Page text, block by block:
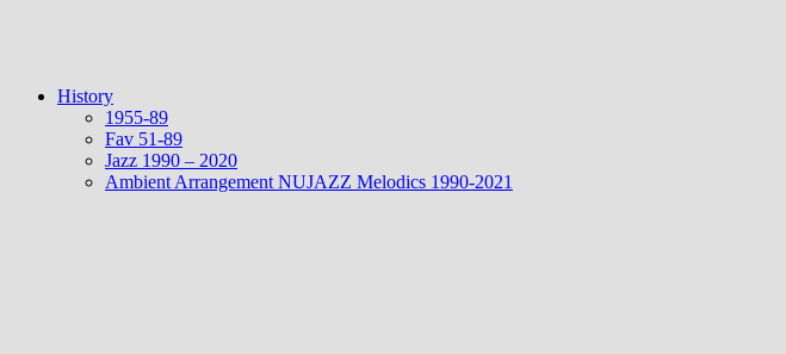
History
1955-89
Fav 51-89
Jazz 1990 – 2020
Ambient Arrangement NUJAZZ Melodics 1990-2021